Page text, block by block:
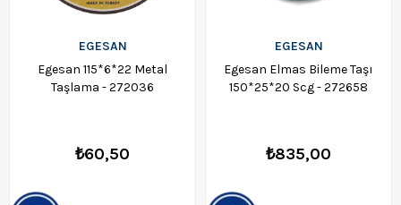
EGESAN
Egesan 115*6*22 Metal
Taşlama - 272036
₺60,50
EGESAN
Egesan Elmas Bileme Taşı
150*25*20 Scg - 272658
₺835,00